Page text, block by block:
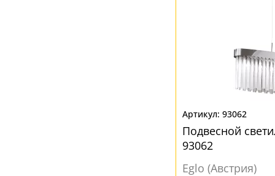
93062
Подвесной
93062
Eglo (Австрия)